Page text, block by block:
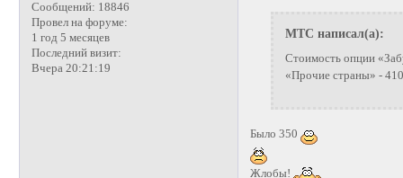
Сообщений: 18846
Провел на форуме:
1 год 5 месяцев
Последний визит:
Вчера 20:21:19
МТС написал(а):
Стоимость опции
«Прочие страны» -
Было 350
Жлобы!